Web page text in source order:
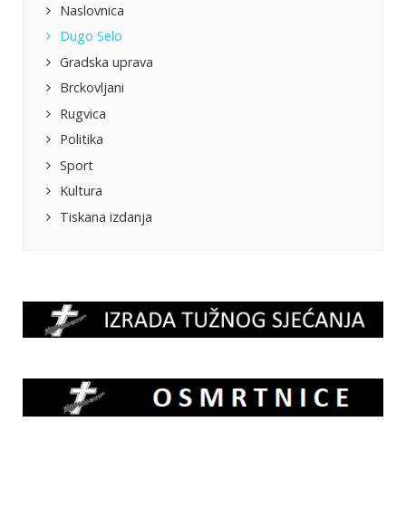
Naslovnica
Dugo Selo
Gradska uprava
Brckovljani
Rugvica
Politika
Sport
Kultura
Tiskana izdanja